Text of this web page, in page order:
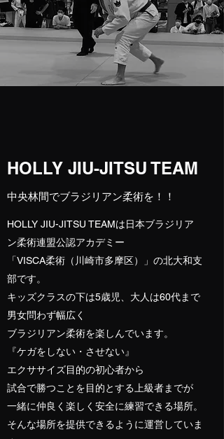
HOLLY JIU-JITSU TEAM
​​中央林間でブラジリアン柔術を！！
HOLLY JIU-JITSU TEAMは日本ブラジリア
ン柔術連盟公認アカデミー
「VISCA柔術（川崎市多摩区）」の北大和支
部です。
キッズクラスの下は5歳児、大人は60代まで
男女問わず幅広く
ブラジリアン柔術を楽しんでいます。
『ケガをしない・させない』
エクササイズ目的の初心者から
試合で勝つことを目的とする上級者までが
一緒に仲良く楽しく安全に練習できる場所。
そんな場所を提供できるように運営していま